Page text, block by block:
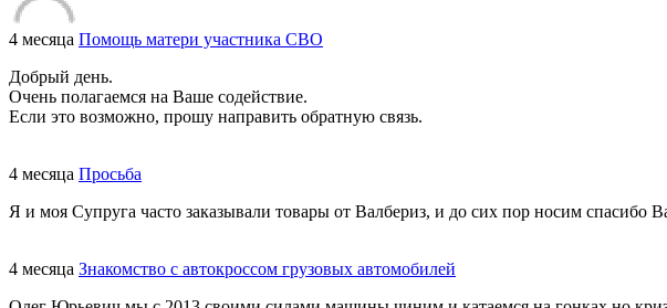
4 месяца Помощь матери участника СВО
Добрый день.
Очень полагаемся на Ваше содействие.
Если это возможно, прошу направить обратную связь.
4 месяца Просьба
Я и моя Супруга часто заказывали товары от Валбериз, и до сих пор носим спасибо
4 месяца Знакомство с автокроссом грузовых автомобилей